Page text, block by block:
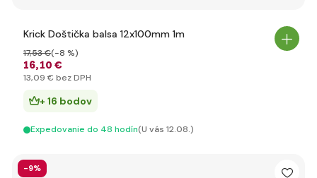
Krick Doštička balsa 12x100mm 1m
16,10 €
17,53 €(-8 %)
13,09 € bez DPH
+ 16 bodov
Expedovanie do 48 hodín(U vás 12.08.)
-9%